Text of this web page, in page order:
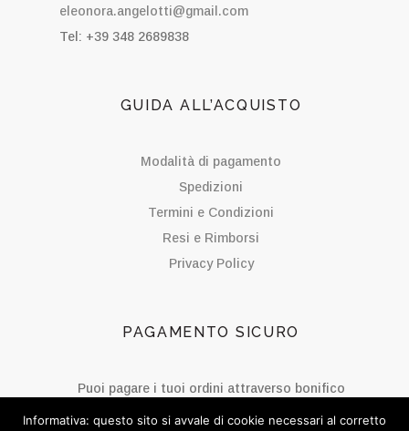
eleonora.angelotti@gmail.com
Tel: +39 348 2689838
GUIDA ALL’ACQUISTO
Modalità di pagamento
Spedizioni
Termini e Condizioni
Resi e Rimborsi
Privacy Policy
PAGAMENTO SICURO
Puoi pagare i tuoi ordini attraverso bonifico
bancario.
Informativa: questo sito si avvale di cookie necessari al corretto